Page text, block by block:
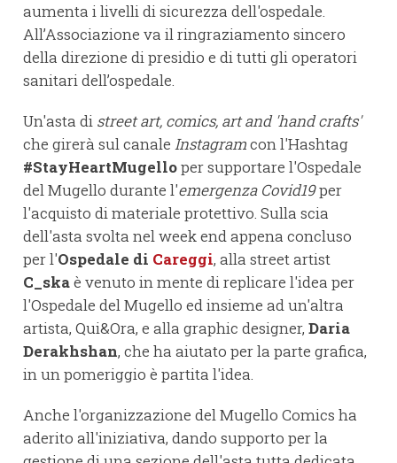
aumenta i livelli di sicurezza dell'ospedale.
All’Associazione va il ringraziamento sincero
della direzione di presidio e di tutti gli operatori
sanitari dell’ospedale.
Un'asta di street art, comics, art and 'hand crafts'
che girerà sul canale Instagramcon l'Hashtag
#StayHeartMugelloper supportare l'Ospedale
del Mugello durante l'emergenza Covid19per
l'acquisto di materiale protettivo. Sulla scia
dell'asta svolta nel week end appena concluso
per l'Ospedale di Careggi, alla street artist
C_skaè venuto in mente di replicare l'idea per
l'Ospedale del Mugello ed insieme ad un'altra
artista, Qui&Ora, e alla graphic designer, Daria
Derakhshan, che ha aiutato per la parte grafica,
in un pomeriggio è partita l'idea.
Anche l'organizzazione del Mugello Comics ha
aderito all'iniziativa, dando supporto per la